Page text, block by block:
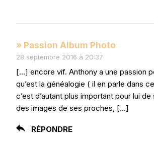
» Passion Album Photo
28 septembre 2016 à 20:37
[…] encore vif. Anthony a une passion
qu’est la généalogie ( il en parle dans
c’est d’autant plus important pour lui
des images de ses proches, […]
RÉPONDRE